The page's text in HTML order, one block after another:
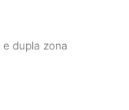
dupla zona